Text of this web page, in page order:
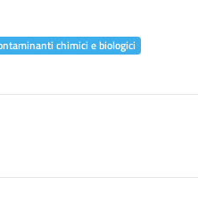
chimici e biologici